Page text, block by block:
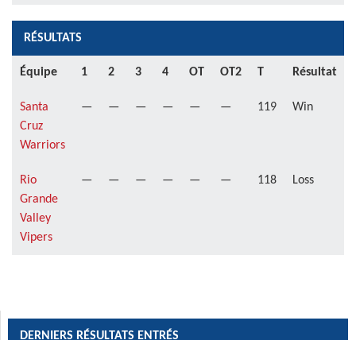
RÉSULTATS
Équipe 1 2 3 4 OT OT2 T Résultat
Santa
Cruz
Warriors
— — — — — — 119 Win
Rio
Grande
Valley
Vipers
— — — — — — 118 Loss
DERNIERS RÉSULTATS ENTRÉS